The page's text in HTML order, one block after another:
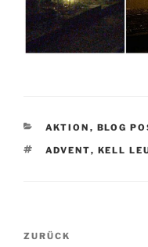
KATEGORIEN
AKTION , BLOG
SCHLAGWÖRTER
ADVENT, KELL
Beitragsnavigation
Vorheriger
ZURÜCK